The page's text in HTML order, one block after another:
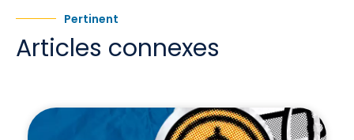
Pertinent
Articles connexes